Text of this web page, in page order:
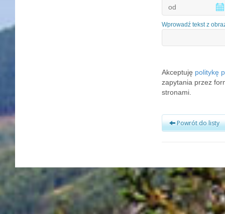
Wprowadź tekst z
Akceptuję politykę
zapytania przez
stronami.
Powrót do listy